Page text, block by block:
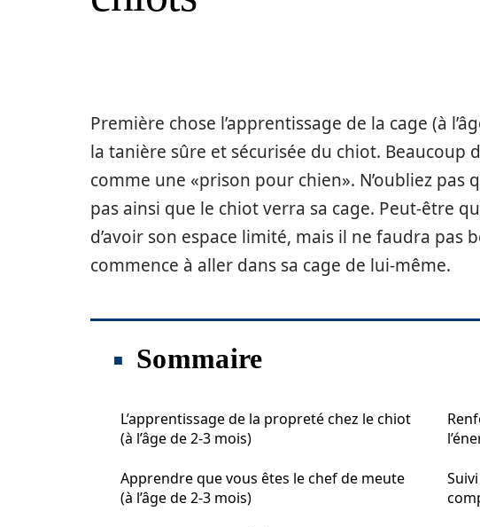
Première chose l’apprentissage de la cage (à
la tanière sûre et sécurisée du chiot. Beaucoup
comme une «prison pour chien». N’oubliez pas
pas ainsi que le chiot verra sa cage. Peut-être
d’avoir son espace limité, mais il ne faudra pas
commence à aller dans sa cage de lui-même.
Sommaire
L’apprentissage de la propreté chez le chiot
(à l’âge de 2-3 mois)
Apprendre que vous êtes le chef de meute
(à l’âge de 2-3 mois)